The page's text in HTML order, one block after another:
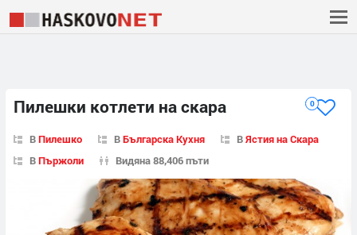
Пилешки котлети на скара 0
ВПилешко ВБългарска Кухня ВЯстия на Скара
ВПържоли Видяна 88,406 пъти